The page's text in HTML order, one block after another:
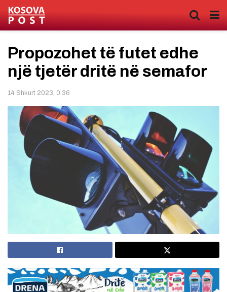
Propozohet të futet edhe
një tjetër dritë në semafor
14 Shkurt 2023, 0:36